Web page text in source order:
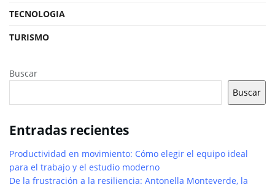
TECNOLOGIA
TURISMO
Buscar
Buscar
Entradas recientes
Productividad en movimiento: Cómo elegir el equipo ideal
para el trabajo y el estudio moderno
De la frustración a la resiliencia: Antonella Monteverde, la